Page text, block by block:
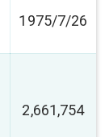
1975/7/26
2,661,754